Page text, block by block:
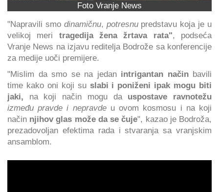
Foto Vranje News
"Napravili smo dinamičnu, potresnupredstavu koja je u
velikoj meri tragedija žena žrtava rata", podseća
Vranje News na izjavu reditelja Bodrože sa konferencije
za medije uoči premijere.
"Mislim da smo se na jedan intrigantan načinbavili
time kako oni koji su slabi i poniženi ipak mogu biti
jaki, na koji način mogu da uspostave ravnotežu
između pravde i nepravdeu ovom kosmosu i na koji
način njihov glas može da se čuje", kazao je Bodroža,
prezadovoljan efektima rada i stvaranja sa vranjskim
ansamblom.